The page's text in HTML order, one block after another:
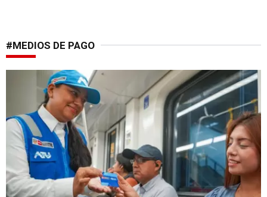
#MEDIOS DE PAGO
Medida en favor de los usuarios